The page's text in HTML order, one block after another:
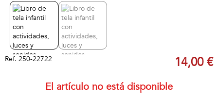
Ref. 250-22722 14,00 €
El artículo no está disponible